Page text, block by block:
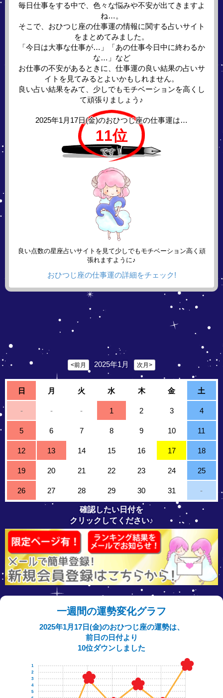
毎日仕事をする中で、色々な悩みや不安が出てきますよ
ね…。
そこで、おひつじ座の仕事運の情報に関する占いサイト
をまとめてみました。
「今日は大事な仕事が…」「あの仕事今日中に終わるか
な…」など
お仕事の不安があるときに、仕事運の良い結果の占いサ
イトを見てみるとよいかもしれません。
良い占い結果をみて、少しでもモチベーションを高くし
て頑張りましょう♪
2025年1月17日(金)のおひつじ座の仕事運は…
11位
です！
良い点数の星座占いサイトを見て少しでもモチベーション高く頑
張れますように♪
おひつじ座の仕事運の詳細をチェック!
<前月 2025年1月 次月>
日 月 火 水 木 金 土
- - - 1 2 3 4
5 6 7 8 9 10 11
12 13 14 15 16 17 18
19 20 21 22 23 24 25
26 27 28 29 30 31 -
確認したい日付を
クリックしてください♪
一週間の運勢変化グラフ
2025年1月17日(金)のおひつじ座の運勢は、
前日の日付より
10位ダウンしました
5
4
3
2
1